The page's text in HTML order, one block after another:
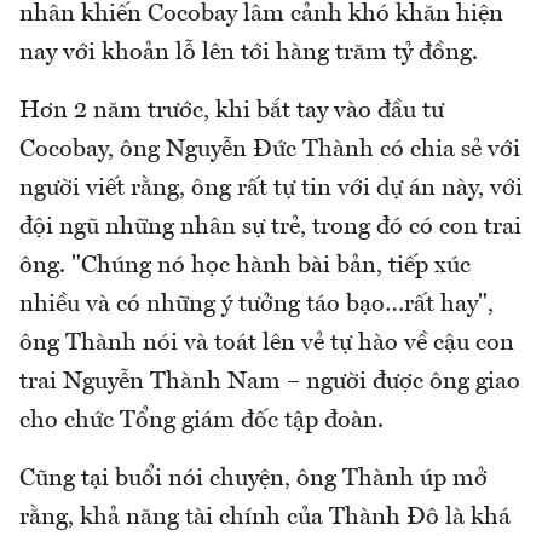
nhân khiến Cocobay lâm cảnh khó khăn hiện
nay với khoản lỗ lên tới hàng trăm tỷ đồng.
Hơn 2 năm trước, khi bắt tay vào đầu tư
Cocobay, ông Nguyễn Đức Thành có chia sẻ với
người viết rằng, ông rất tự tin với dự án này, với
đội ngũ những nhân sự trẻ, trong đó có con trai
ông. "Chúng nó học hành bài bản, tiếp xúc
nhiều và có những ý tưởng táo bạo…rất hay",
ông Thành nói và toát lên vẻ tự hào về cậu con
trai Nguyễn Thành Nam – người được ông giao
cho chức Tổng giám đốc tập đoàn.
Cũng tại buổi nói chuyện, ông Thành úp mở
rằng, khả năng tài chính của Thành Đô là khá